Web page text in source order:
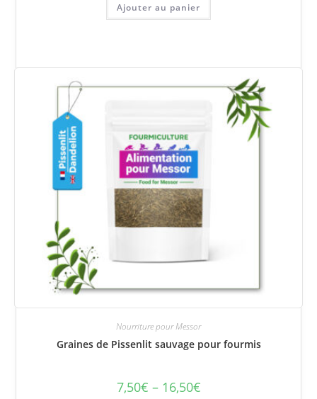
Ajouter au panier
Nourriture pour Messor
Graines de Pissenlit sauvage pour fourmis
7,50€ – 16,50€
Plage